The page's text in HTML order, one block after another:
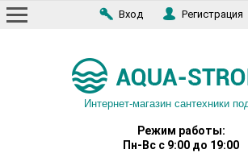
Вход Регистрация
Интернет-магазин сантехники
Режим работы:
Пн-Вс с 9:00 до 19:00